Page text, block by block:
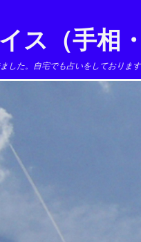
ス（手相
した。自宅でも占いをしており